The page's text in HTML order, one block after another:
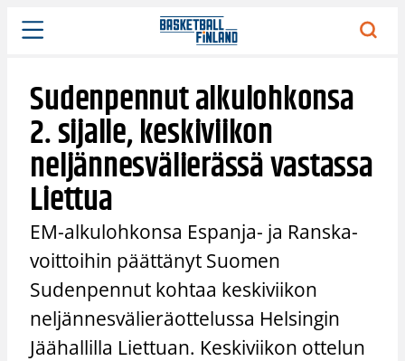
Siirry
sisältöön
Sudenpennut alkulohkonsa
2. sijalle, keskiviikon
neljännesvälierässä vastassa
Liettua
EM-alkulohkonsa Espanja- ja Ranska-
voittoihin päättänyt Suomen
Sudenpennut kohtaa keskiviikon
neljännesvälieräottelussa Helsingin
Jäähallilla Liettuan. Keskiviikon ottelun